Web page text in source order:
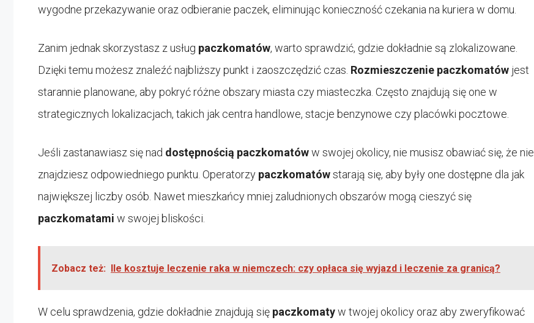
wygodne przekazywanie oraz odbieranie paczek, eliminując konieczność czekania na kuriera w domu.
Zanim jednak skorzystasz z usług paczkomatów, warto sprawdzić, gdzie dokładnie są zlokalizowane.
Dzięki temu możesz znaleźć najbliższy punkt i zaoszczędzić czas. Rozmieszczenie paczkomatów jest
starannie planowane, aby pokryć różne obszary miasta czy miasteczka. Często znajdują się one w
strategicznych lokalizacjach, takich jak centra handlowe, stacje benzynowe czy placówki pocztowe.
Jeśli zastanawiasz się nad dostępnością paczkomatóww swojej okolicy, nie musisz obawiać się, że nie
znajdziesz odpowiedniego punktu. Operatorzy paczkomatówstarają się, aby były one dostępne dla jak
największej liczby osób. Nawet mieszkańcy mniej zaludnionych obszarów mogą cieszyć się
paczkomatami w swojej bliskości.
Zobacz też: Ile kosztuje leczenie raka w niemczech: czy opłaca się wyjazd i leczenie za granicą?
W celu sprawdzenia, gdzie dokładnie znajdują się paczkomatyw twojej okolicy oraz aby zweryfikować